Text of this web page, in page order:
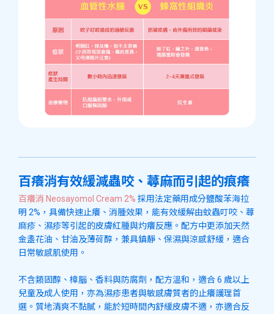
百癢消有效緩減蟲咬、蕁麻而引起的痕癢
百癢消 Neosayomol Cream 2% 採用法定藥用成分鹽酸苯海拉
明 2%，具備快速止癢、消腫效果，能有效緩解由蚊蟲叮咬、蕁
麻疹、濕疹等引起的皮膚紅腫與灼癢反應。配方中更添加天然
金盞花油、甘油及薄荷醇，兼具鎮靜、保濕與涼感舒緩，適合
日常敏感肌使用。
不含類固醇、樟腦、香料與防腐劑，配方溫和，適合 6 歲以上
兒童及成人使用，亦為濕疹患者與敏感膚質者的止癢護理首
選。質地清爽不黏膩，能於短時間內舒緩皮膚不適，亦適合反